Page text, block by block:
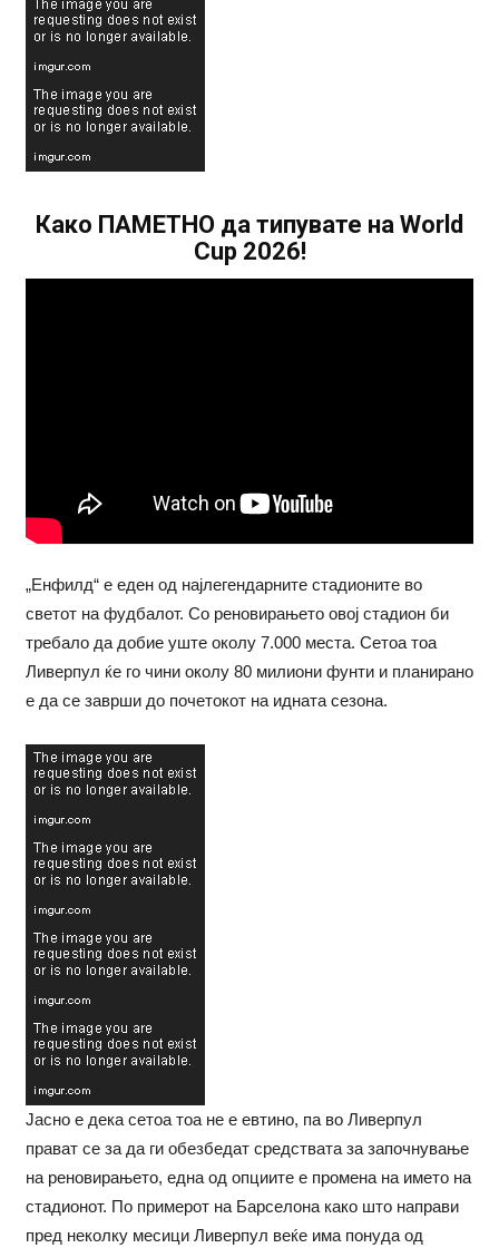
Како ПАМЕТНО да типувате на World
Cup 2026!
„Енфилд“ е еден од најлегендарните стадионите во
светот на фудбалот. Со реновирањето овој стадион би
требало да добие уште околу 7.000 места. Сетоа тоа
Ливерпул ќе го чини околу 80 милиони фунти и планирано
е да се заврши до почетокот на идната сезона.
Јасно е дека сетоа тоа не е евтино, па во Ливерпул
прават се за да ги обезбедат средствата за започнување
на реновирањето, една од опциите е промена на името на
стадионот. По примерот на Барселона како што направи
пред неколку месици Ливерпул веќе има понуда од